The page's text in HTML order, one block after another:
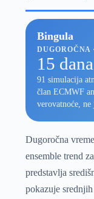
Bingula
DUGOROČNA
15 dana
91 simulacija
član ECMWF
verovatnoće,
Dugoročna
ensemble trend
predstavlja
pokazuje